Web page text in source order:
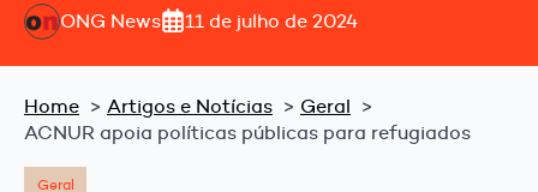
ONG News 11 de julho de 2024
Home Artigos e Notícias
Geral
ACNUR apoia políticas públicas para refugiados
Geral